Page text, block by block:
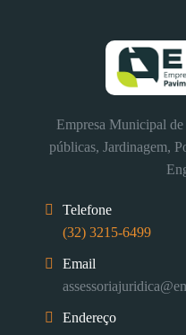
Empresa Municipal
públicas, Jardinagem,
Telefone
(32) 3215-6499
Email
Endereço